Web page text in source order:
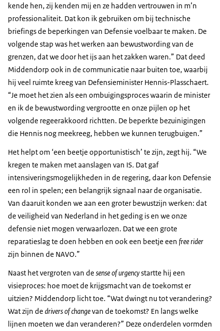
kende hen, zij kenden mij en ze hadden vertrouwen in m’n
professionaliteit. Dat kon ik gebruiken om bij technische
briefings de beperkingen van Defensie voelbaar te maken. De
volgende stap was het werken aan bewustwording van de
grenzen, dat we door het ijs aan het zakken waren.” Dat deed
Middendorp ook in de communicatie naar buiten toe, waarbij
hij veel ruimte kreeg van Defensieminister Hennis-Plasschaert.
“Je moet het zien als een ombuigingsproces waarin de minister
en ik de bewustwording vergrootte en onze pijlen op het
volgende regeerakkoord richtten. De beperkte bezuinigingen
die Hennis nog meekreeg, hebben we kunnen terugbuigen.”
Het helpt om ‘een beetje opportunistisch’ te zijn, zegt hij. “We
kregen te maken met aanslagen van IS. Dat gaf
intensiveringsmogelijkheden in de regering, daar kon Defensie
een rol in spelen; een belangrijk signaal naar de organisatie.
Van daaruit konden we aan een groter bewustzijn werken: dat
de veiligheid van Nederland in het geding is en we onze
defensie niet mogen verwaarlozen. Dat we een grote
reparatieslag te doen hebben en ook een beetje een free rider
zijn binnen de NAVO.”
Naast het vergroten van de sense of urgencystartte hij een
visieproces: hoe moet de krijgsmacht van de toekomst er
uitzien? Middendorp licht toe. “Wat dwingt nu tot verandering?
Wat zijn de drivers of changevan de toekomst? En langs welke
lijnen moeten we dan veranderen?” Deze onderdelen vormden